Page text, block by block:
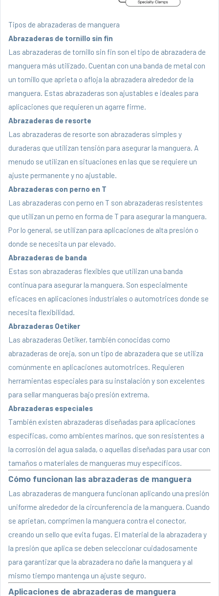
Tipos de abrazaderas de manguera
Abrazaderas de tornillo sin fin
Las abrazaderas de tornillo sin fin son el tipo de abrazadera de
manguera más utilizado. Cuentan con una banda de metal con
un tornillo que aprieta o afloja la abrazadera alrededor de la
manguera. Estas abrazaderas son ajustables e ideales para
aplicaciones que requieren un agarre firme.
Abrazaderas de resorte
Las abrazaderas de resorte son abrazaderas simples y
duraderas que utilizan tensión para asegurar la manguera. A
menudo se utilizan en situaciones en las que se requiere un
ajuste permanente y no ajustable.
Abrazaderas con perno en T
Las abrazaderas con perno en T son abrazaderas resistentes
que utilizan un perno en forma de T para asegurar la manguera.
Por lo general, se utilizan para aplicaciones de alta presión o
donde se necesita un par elevado.
Abrazaderas de banda
Estas son abrazaderas flexibles que utilizan una banda
continua para asegurar la manguera. Son especialmente
eficaces en aplicaciones industriales o automotrices donde se
necesita flexibilidad.
Abrazaderas Oetiker
Las abrazaderas Oetiker, también conocidas como
abrazaderas de oreja, son un tipo de abrazadera que se utiliza
comúnmente en aplicaciones automotrices. Requieren
herramientas especiales para su instalación y son excelentes
para sellar mangueras bajo presión extrema.
Abrazaderas especiales
También existen abrazaderas diseñadas para aplicaciones
específicas, como ambientes marinos, que son resistentes a
la corrosión del agua salada, o aquellas diseñadas para usar con
tamaños o materiales de mangueras muy específicos.
Cómo funcionan las abrazaderas de manguera
Las abrazaderas de manguera funcionan aplicando una presión
uniforme alrededor de la circunferencia de la manguera. Cuando
se aprietan, comprimen la manguera contra el conector,
creando un sello que evita fugas. El material de la abrazadera y
la presión que aplica se deben seleccionar cuidadosamente
para garantizar que la abrazadera no dañe la manguera y al
mismo tiempo mantenga un ajuste seguro.
Aplicaciones de abrazaderas de manguera